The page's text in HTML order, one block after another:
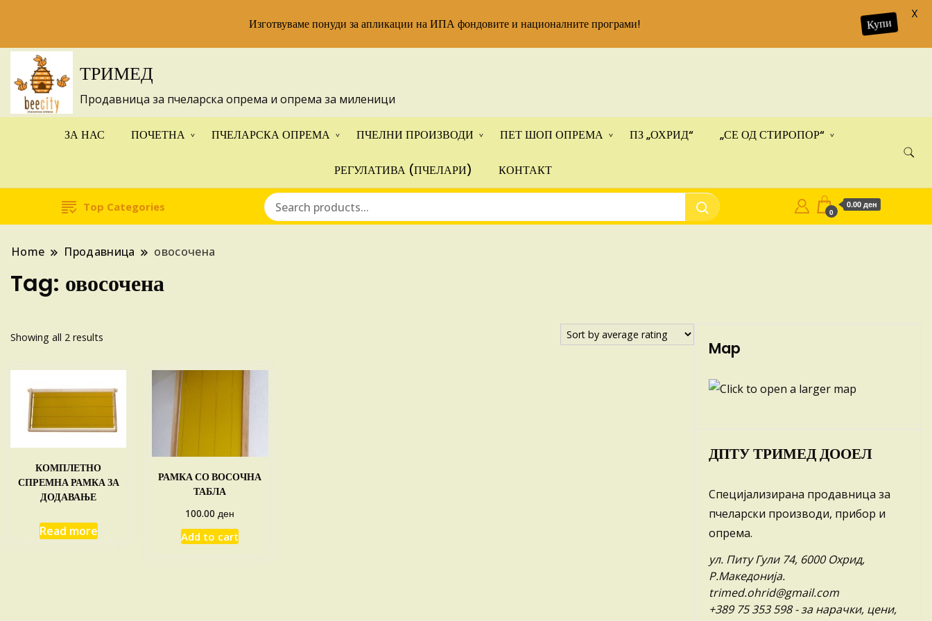
ТРИМЕД
Продавница за пчеларска опрема и опрема за миленици
ЗА НАС ПОЧЕТНА ПЧЕЛАРСКА ОПРЕМА ПЧЕЛНИ ПРОИЗВОДИ ПЕТ ШОП ОПРЕМА ПЗ „ОХРИД“ „СЕ ОД СТИРОПОР“
РЕГУЛАТИВА (ПЧЕЛАРИ) КОНТАКТ
Top Categories 0
0.00 ден
Home Продавница овосочена
Tag: овосочена
Showing all 2 results
average
rating
КОМПЛЕТНО
СПРЕМНА РАМКА ЗА
ДОДАВАЊЕ
Read more
РАМКА СО ВОСОЧНА
ТАБЛА
100.00ден
Add to cart
Map
ДПТУ ТРИМЕД ДООЕЛ
Специјализирана продавница за
пчеларски производи, прибор и
опрема.
ул. Питу Гули 74, 6000 Охрид,
Р.Македонија.
trimed.ohrid@gmail.com
+389 75 353 598- за нарачки, цени,
Изготвуваме понуди за апликации на ИПА фондовите и националните програми! Купи
X